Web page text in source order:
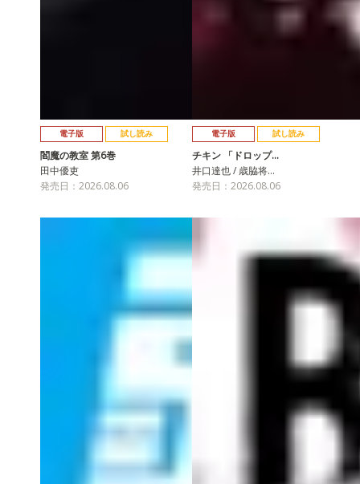
電子版 試し読み
閻魔の教室 第6巻
田中優吏
発売日：2026.08.06
電子版 試し読み
チキン 「ドロップ…
井口達也 / 歳脇将…
発売日：2026.08.06